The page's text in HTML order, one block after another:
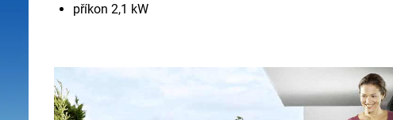
příkon 2,1 kW